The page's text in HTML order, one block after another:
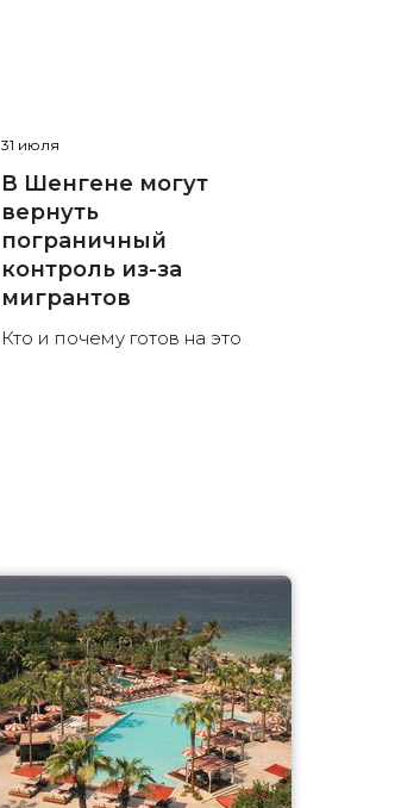
31 июля
В Шенгене могут
вернуть
пограничный
контроль из-за
мигрантов
Кто и почему готов на это